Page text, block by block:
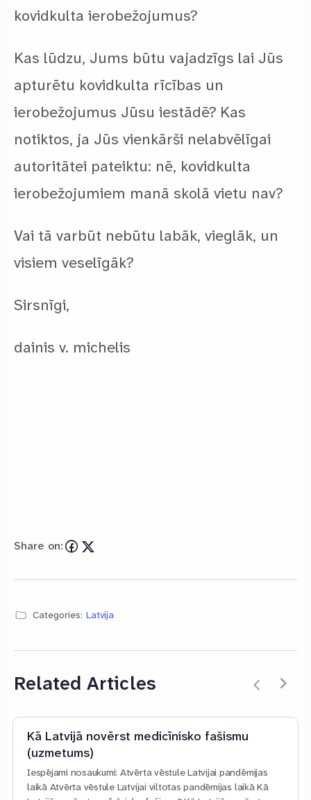
kovidkulta ierobežojumus?
Kas lūdzu, Jums būtu vajadzīgs lai Jūs
apturētu kovidkulta rīcības un
ierobežojumus Jūsu iestādē? Kas
notiktos, ja Jūs vienkārši nelabvēlīgai
autoritātei pateiktu: nē, kovidkulta
ierobežojumiem manā skolā vietu nav?
Vai tā varbūt nebūtu labāk, vieglāk, un
visiem veselīgāk?
Sirsnīgi,
dainis v. michelis
Share on:
Categories: Latvija
Related Articles
Kā Latvijā novērst medicīnisko fašismu
(uzmetums)
Iespējami nosaukumi: Atvērta vēstule Latvijai pandēmijas
laikā Atvērta vēstule Latvijai viltotas pandēmijas laikā Kā